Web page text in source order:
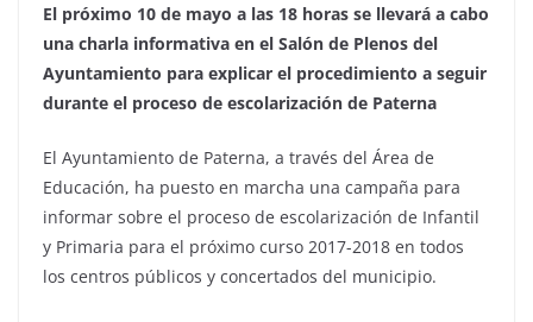
El próximo 10 de mayo a las 18 horas se llevará a cabo
una charla informativa en el Salón de Plenos del
Ayuntamiento para explicar el procedimiento a seguir
durante el proceso de escolarización de Paterna
El Ayuntamiento de Paterna, a través del Área de
Educación, ha puesto en marcha una campaña para
informar sobre el proceso de escolarización de Infantil
y Primaria para el próximo curso 2017-2018 en todos
los centros públicos y concertados del municipio.